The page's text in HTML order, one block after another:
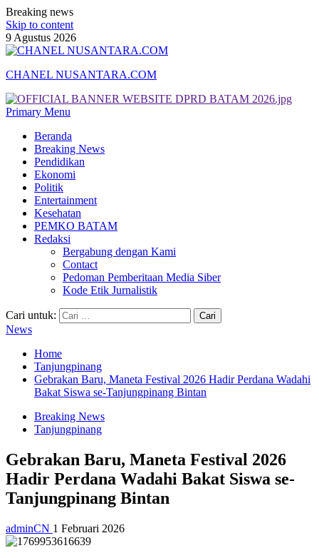
Breaking news
Skip to content
9 Agustus 2026
CHANEL NUSANTARA.COM
Primary Menu
Beranda
Breaking News
Pendidikan
Ekonomi
Politik
Entertainment
Kesehatan
PEMKO BATAM
Redaksi
Bergabung dengan Kami
Contact
Pedoman Pemberitaan Media Siber
Kode Etik Jurnalistik
Cari untuk:
News
Home
Tanjungpinang
Gebrakan Baru, Maneta Festival 2026 Hadir Perdana Wadahi
Bakat Siswa se-Tanjungpinang Bintan
Breaking News
Tanjungpinang
Gebrakan Baru, Maneta Festival 2026
Hadir Perdana Wadahi Bakat Siswa se-
Tanjungpinang Bintan
adminCN 1 Februari 2026